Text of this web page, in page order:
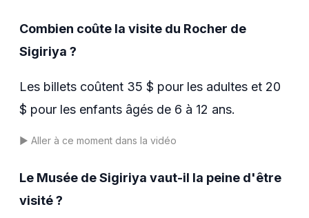
Combien coûte la visite du Rocher de
Sigiriya ?
Les billets coûtent 35 $ pour les adultes et 20
$ pour les enfants âgés de 6 à 12 ans.
▶️ Aller à ce moment dans la vidéo
Le Musée de Sigiriya vaut-il la peine d'être
visité ?